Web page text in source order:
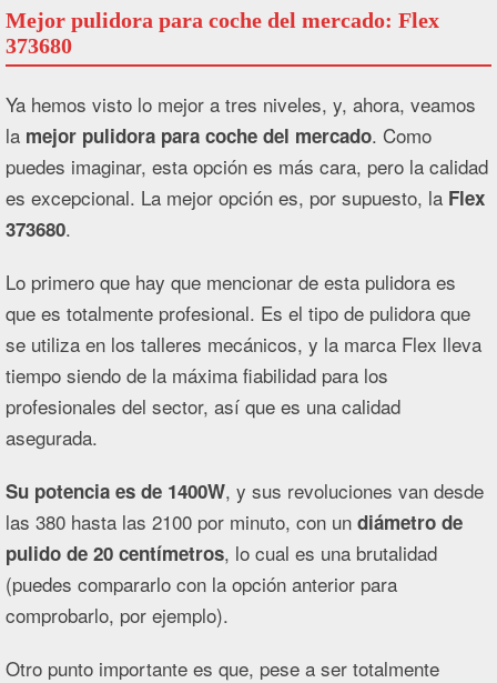
Mejor pulidora para coche del mercado: Flex
373680
Ya hemos visto lo mejor a tres niveles, y, ahora, veamos
la mejor pulidora para coche del mercado. Como
puedes imaginar, esta opción es más cara, pero la calidad
es excepcional. La mejor opción es, por supuesto, la Flex
373680.
Lo primero que hay que mencionar de esta pulidora es
que es totalmente profesional. Es el tipo de pulidora que
se utiliza en los talleres mecánicos, y la marca Flex lleva
tiempo siendo de la máxima fiabilidad para los
profesionales del sector, así que es una calidad
asegurada.
Su potencia es de 1400W, y sus revoluciones van desde
las 380 hasta las 2100 por minuto, con undiámetro de
pulido de 20 centímetros, lo cual es una brutalidad
(puedes compararlo con la opción anterior para
comprobarlo, por ejemplo).
Otro punto importante es que, pese a ser totalmente